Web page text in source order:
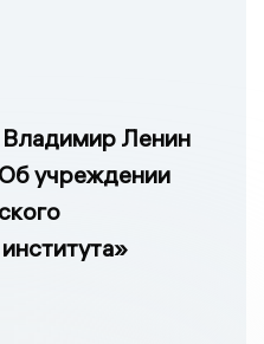
Владимир Ленин
учреждении